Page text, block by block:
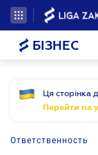
БІЗНЕС
Ця сторінка
Перейти на
Ответственность